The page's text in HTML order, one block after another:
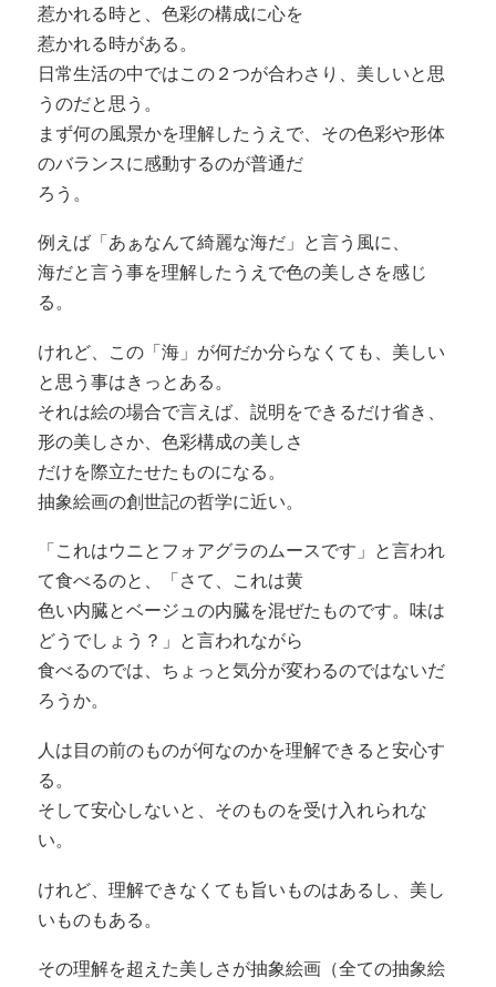
惹かれる時と、色彩の構成に心を
惹かれる時がある。
日常生活の中ではこの２つが合わさり、美しいと思
うのだと思う。
まず何の風景かを理解したうえで、その色彩や形体
のバランスに感動するのが普通だ
ろう。
例えば「あぁなんて綺麗な海だ」と言う風に、
海だと言う事を理解したうえで色の美しさを感じ
る。
けれど、この「海」が何だか分らなくても、美しい
と思う事はきっとある。
それは絵の場合で言えば、説明をできるだけ省き、
形の美しさか、色彩構成の美しさ
だけを際立たせたものになる。
抽象絵画の創世記の哲学に近い。
「これはウニとフォアグラのムースです」と言われ
て食べるのと、「さて、これは黄
色い内臓とベージュの内臓を混ぜたものです。味は
どうでしょう？」と言われながら
食べるのでは、ちょっと気分が変わるのではないだ
ろうか。
人は目の前のものが何なのかを理解できると安心す
る。
そして安心しないと、そのものを受け入れられな
い。
けれど、理解できなくても旨いものはあるし、美し
いものもある。
その理解を超えた美しさが抽象絵画（全ての抽象絵